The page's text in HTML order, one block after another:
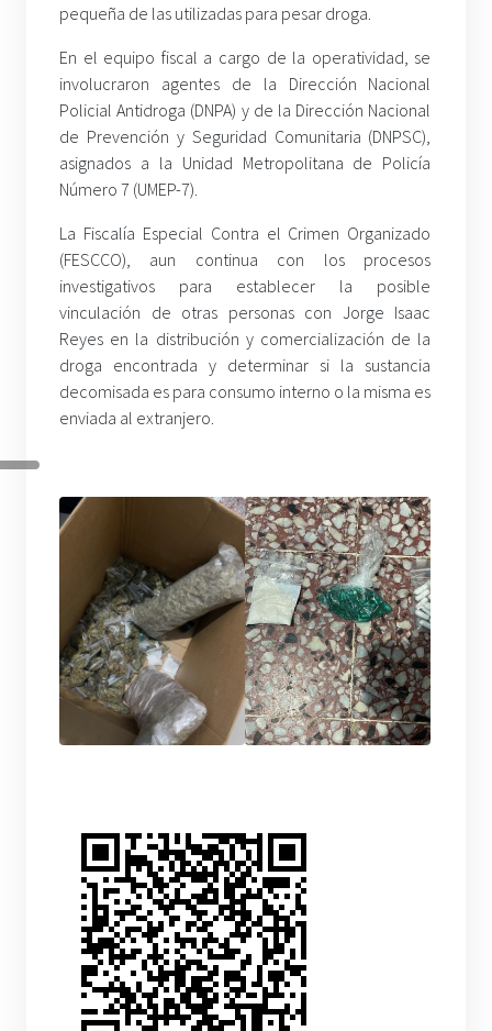
pequeña de las utilizadas para pesar droga.
En el equipo fiscal a cargo de la operatividad, se
involucraron agentes de la Dirección Nacional
Policial Antidroga (DNPA) y de la Dirección Nacional
de Prevención y Seguridad Comunitaria (DNPSC),
asignados a la Unidad Metropolitana de Policía
Número 7 (UMEP-7).
La Fiscalía Especial Contra el Crimen Organizado
(FESCCO), aun continua con los procesos
investigativos para establecer la posible
vinculación de otras personas con Jorge Isaac
Reyes en la distribución y comercialización de la
droga encontrada y determinar si la sustancia
decomisada es para consumo interno o la misma es
enviada al extranjero.